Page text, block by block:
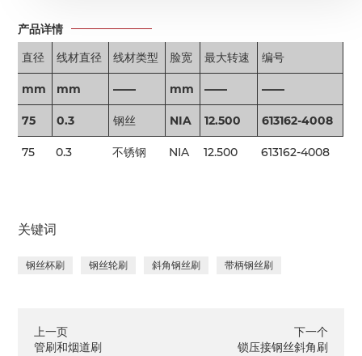
产品详情
直径
线材直径 线材类型 脸宽 最大转速 编号
mm mm —— mm —— ——
75 0.3 钢丝 NIA 12.500 613162-4008
75 0.3 不锈钢 NIA 12.500 613162-4008
关键词
钢丝杯刷 钢丝轮刷 斜角钢丝刷 带柄钢丝刷
上一页
管刷和烟道刷
下一个
锁压接钢丝斜角刷